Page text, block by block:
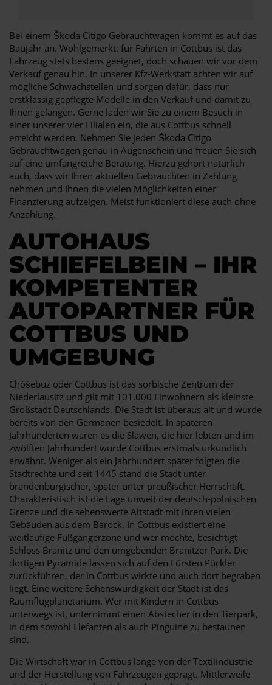
Bei einem Škoda Citigo Gebrauchtwagen kommt es auf das
Baujahr an. Wohlgemerkt: für Fahrten in Cottbus ist das
Fahrzeug stets bestens geeignet, doch schauen wir vor dem
Verkauf genau hin. In unserer Kfz-Werkstatt achten wir auf
mögliche Schwachstellen und sorgen dafür, dass nur
erstklassig gepflegte Modelle in den Verkauf und damit zu
Ihnen gelangen. Gerne laden wir Sie zu einem Besuch in
einer unserer vier Filialen ein, die aus Cottbus schnell
erreicht werden. Nehmen Sie jeden Škoda Citigo
Gebrauchtwagen genau in Augenschein und freuen Sie sich
auf eine umfangreiche Beratung. Hierzu gehört natürlich
auch, dass wir Ihren aktuellen Gebrauchten in Zahlung
nehmen und Ihnen die vielen Möglichkeiten einer
Finanzierung aufzeigen. Meist funktioniert diese auch ohne
Anzahlung.
AUTOHAUS
SCHIEFELBEIN – IHR
KOMPETENTER
AUTOPARTNER FÜR
COTTBUS UND
UMGEBUNG
Chóśebuz oder Cottbus ist das sorbische Zentrum der
Niederlausitz und gilt mit 101.000 Einwohnern als kleinste
Großstadt Deutschlands. Die Stadt ist überaus alt und wurde
bereits von den Germanen besiedelt. In späteren
Jahrhunderten waren es die Slawen, die hier lebten und im
zwölften Jahrhundert wurde Cottbus erstmals urkundlich
erwähnt. Weniger als ein Jahrhundert später folgten die
Stadtrechte und seit 1445 stand die Stadt unter
brandenburgischer, später unter preußischer Herrschaft.
Charakteristisch ist die Lage unweit der deutsch-polnischen
Grenze und die sehenswerte Altstadt mit ihren vielen
Gebäuden aus dem Barock. In Cottbus existiert eine
weitläufige Fußgängerzone und wer möchte, besichtigt
Schloss Branitz und den umgebenden Branitzer Park. Die
dortigen Pyramide lassen sich auf den Fürsten Pückler
zurückführen, der in Cottbus wirkte und auch dort begraben
liegt. Eine weitere Sehenswürdigkeit der Stadt ist das
Raumflugplanetarium. Wer mit Kindern in Cottbus
unterwegs ist, unternimmt einen Abstecher in den Tierpark,
in dem sowohl Elefanten als auch Pinguine zu bestaunen
sind.
Die Wirtschaft war in Cottbus lange von der Textilindustrie
und der Herstellung von Fahrzeugen geprägt. Mittlerweile